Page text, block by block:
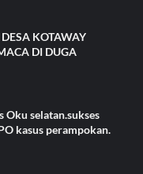
KOTAWAY
DI DUGA
Oku selatan.sukses
kasus perampokan.